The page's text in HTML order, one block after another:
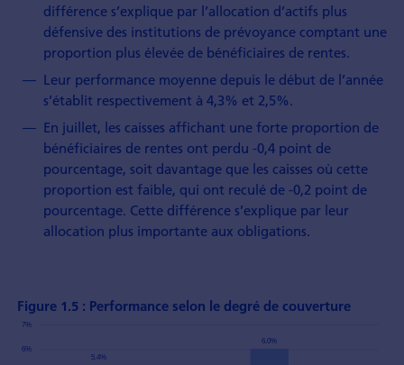
différence s’explique par l’allocation d’actifs plus
défensive des institutions de prévoyance comptant une
proportion plus élevée de bénéficiaires de rentes.
Leur performance moyenne depuis le début de l’année
s’établit respectivement à 4,3% et 2,5%.
En juillet, les caisses affichant une forte proportion de
bénéficiaires de rentes ont perdu -0,4 point de
pourcentage, soit davantage que les caisses où cette
proportion est faible, qui ont reculé de -0,2 point de
pourcentage. Cette différence s’explique par leur
allocation plus importante aux obligations.
Figure 1.5 : Performance selon le degré de couverture